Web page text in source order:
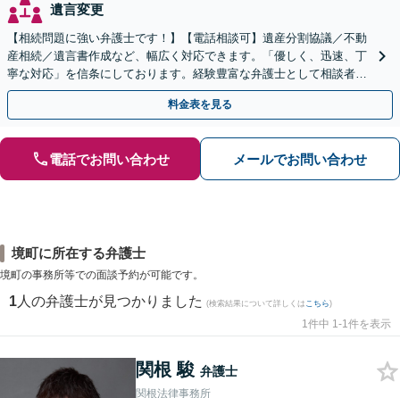
遺言変更
【相続問題に強い弁護士です！】【電話相談可】遺産分割協議／不動
産相続／遺言書作成など、幅広く対応できます。「優しく、迅速、丁
寧な対応」を信条にしております。経験豊富な弁護士として相談者様
のため全力を尽くします。お気軽にご相談ください。
料金表を見る
電話でお問い合わせ メールでお問い合わせ
境町に所在する弁護士
境町の事務所等での面談予約が可能です。
1 人の弁護士が見つかりました (検索結果について詳しくは こちら)
1件中 1-1件を表示
関根 駿 弁護士
関根法律事務所